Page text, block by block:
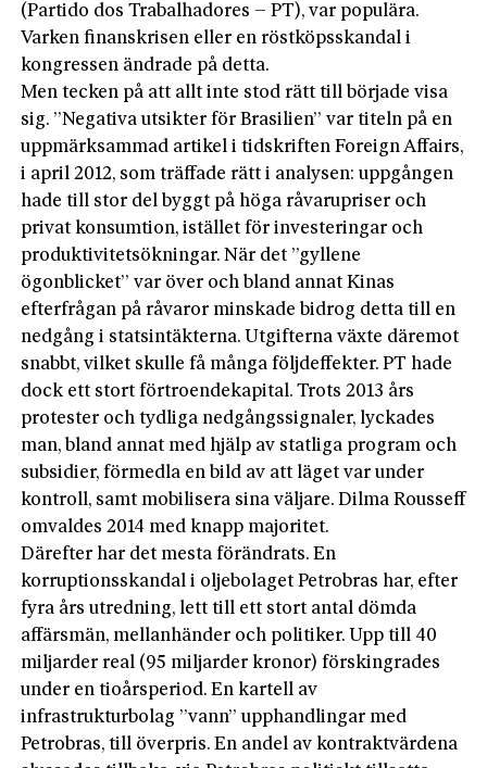
(Partido dos Trabalhadores – PT), var populära.
Varken finanskrisen eller en röstköpsskandal i
kongressen ändrade på detta.
Men tecken på att allt inte stod rätt till började visa
sig. ”Negativa utsikter för Brasilien” var titeln på en
uppmärksammad artikel i tidskriften Foreign Affairs,
i april 2012, som träffade rätt i analysen: uppgången
hade till stor del byggt på höga råvarupriser och
privat konsumtion, istället för investeringar och
produktivitetsökningar. När det ”gyllene
ögonblicket” var över och bland annat Kinas
efterfrågan på råvaror minskade bidrog detta till en
nedgång i statsintäkterna. Utgifterna växte däremot
snabbt, vilket skulle få många följdeffekter. PT hade
dock ett stort förtroendekapital. Trots 2013 års
protester och tydliga nedgångssignaler, lyckades
man, bland annat med hjälp av statliga program och
subsidier, förmedla en bild av att läget var under
kontroll, samt mobilisera sina väljare. Dilma Rousseff
omvaldes 2014 med knapp majoritet.
Därefter har det mesta förändrats. En
korruptionsskandal i oljebolaget Petrobras har, efter
fyra års utredning, lett till ett stort antal dömda
affärsmän, mellanhänder och politiker. Upp till 40
miljarder real (95 miljarder kronor) förskingrades
under en tioårsperiod. En kartell av
infrastrukturbolag ”vann” upphandlingar med
Petrobras, till överpris. En andel av kontraktvärdena